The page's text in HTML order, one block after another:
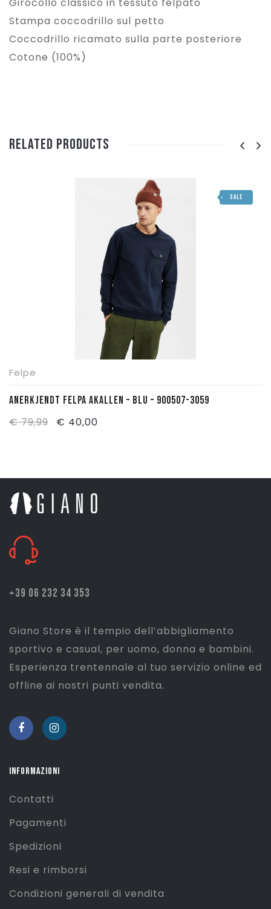
Girocollo classico in tessuto felpato
Stampa coccodrillo sul petto
Coccodrillo ricamato sulla parte posteriore
Cotone (100%)
Related Products
SALE
Felpe
ANERKJENDT FELPA AKALLEN – BLU – 900507-3059
€79,99
Il
era:
€ 79,99.
€ 40,00
è:
+39 06 232 34 353
Giano Store è il tempio dell’abbigliamento
sportivo e casual, per uomo, donna e bambini.
Esperienza trentennale al tuo servizio online ed
offline ai nostri punti vendita.
INFORMAZIONI
Contatti
Pagamenti
Spedizioni
Resi e rimborsi
Condizioni generali di vendita